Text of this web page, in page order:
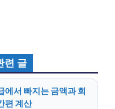
련 글
에서 빠지는 금액과 회
편 계산